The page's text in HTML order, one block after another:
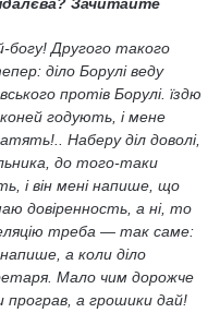
богу! Другого такого
діло Борулі веду
протів Борулі. їздю
годують, і мене
Наберу діл доволі,
до того-таки
і він мені напише, що
довіренность, а ні, то
треба — так саме:
а коли діло
Мало чим дорожче
а грошики дай!